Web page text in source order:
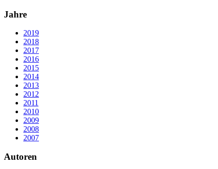
Jahre
2019
2018
2017
2016
2015
2014
2013
2012
2011
2010
2009
2008
2007
Autoren